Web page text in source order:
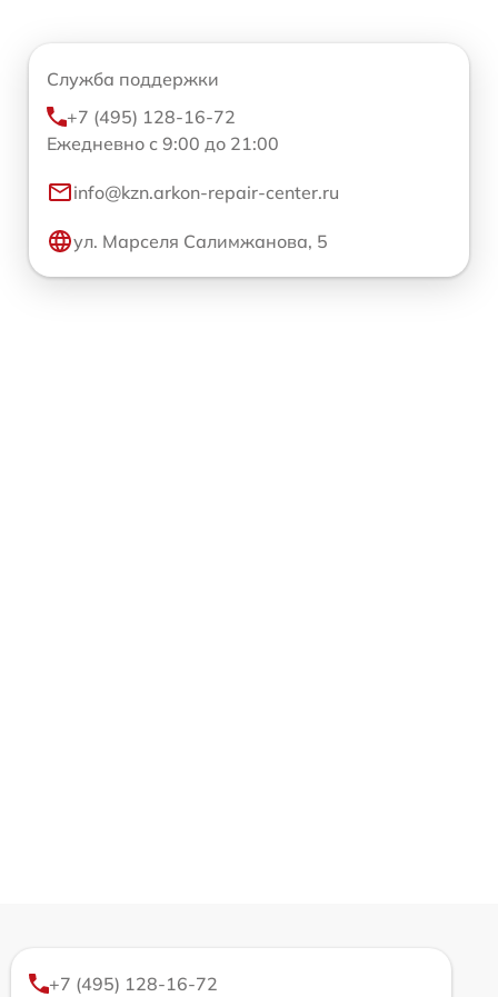
Служба поддержки
+7 (495) 128-16-72
Ежедневно с 9:00 до 21:00
info@kzn.arkon-repair-center.ru
ул. Марселя Салимжанова, 5
+7 (495) 128-16-72